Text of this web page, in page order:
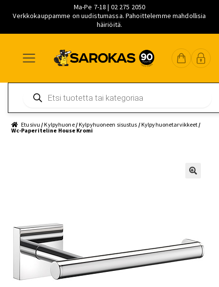
Ma-Pe 7-18 | 02 275 2050
Verkkokauppamme on uudistumassa. Pahoittelemme mahdollisia
häiriöitä.
navigointiin
sisältöön
pääsisältöön
search
Etusivu /Kylpyhuone/Kylpyhuoneen sisustus /Kylpyhuonetarvikkeet /
Wc-Paperiteline House Kromi